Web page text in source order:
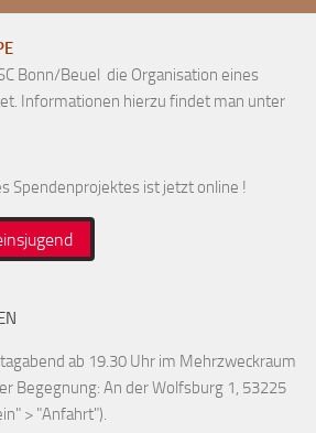
Bonn/Beuel die Organisation eines
Informationen hierzu findet man unter
Spendenprojektes ist jetzt online !
ab 19.30 Uhr im Mehrzweckraum
Begegnung: An der Wolfsburg 1, 53225
> "Anfahrt").